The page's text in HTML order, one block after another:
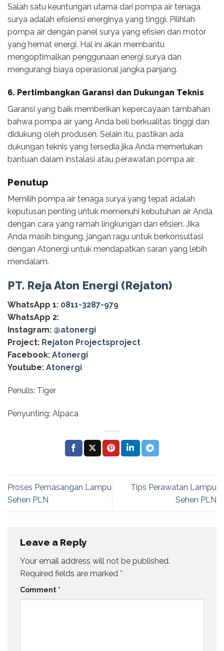
Salah satu keuntungan utama dari pompa air tenaga
surya adalah efisiensi energinya yang tinggi. Pilihlah
pompa air dengan panel surya yang efisien dan motor
yang hemat energi. Hal ini akan membantu
mengoptimalkan penggunaan energi surya dan
mengurangi biaya operasional jangka panjang.
6. Pertimbangkan Garansi dan Dukungan Teknis
Garansi yang baik memberikan kepercayaan tambahan
bahwa pompa air yang Anda beli berkualitas tinggi dan
didukung oleh produsen. Selain itu, pastikan ada
dukungan teknis yang tersedia jika Anda memerlukan
bantuan dalam instalasi atau perawatan pompa air.
Penutup
Memilih pompa air tenaga surya yang tepat adalah
keputusan penting untuk memenuhi kebutuhan air Anda
dengan cara yang ramah lingkungan dan efisien. Jika
Anda masih bingung, jangan ragu untuk berkonsultasi
dengan Atonergi untuk mendapatkan saran yang lebih
mendalam.
PT. Reja Aton Energi (Rejaton)
WhatsApp 1: 0811-3287-979
WhatsApp 2:
Instagram: @‌atonergi
Project: Rejaton Projectsproject
Facebook: Atonergi
Youtube: Atonergi
Penulis: Tiger
Penyunting: Alpaca
Proses Pemasangan Lampu
Sehen PLN
Tips Perawatan Lampu
Sehen PLN
Leave a Reply
Your email address will not be published.
Required fields are marked *
Comment *